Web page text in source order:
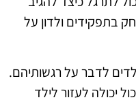
בתפקידים ולדון על
לדבר על רגשותיהם.
יכולה לעזור לילד